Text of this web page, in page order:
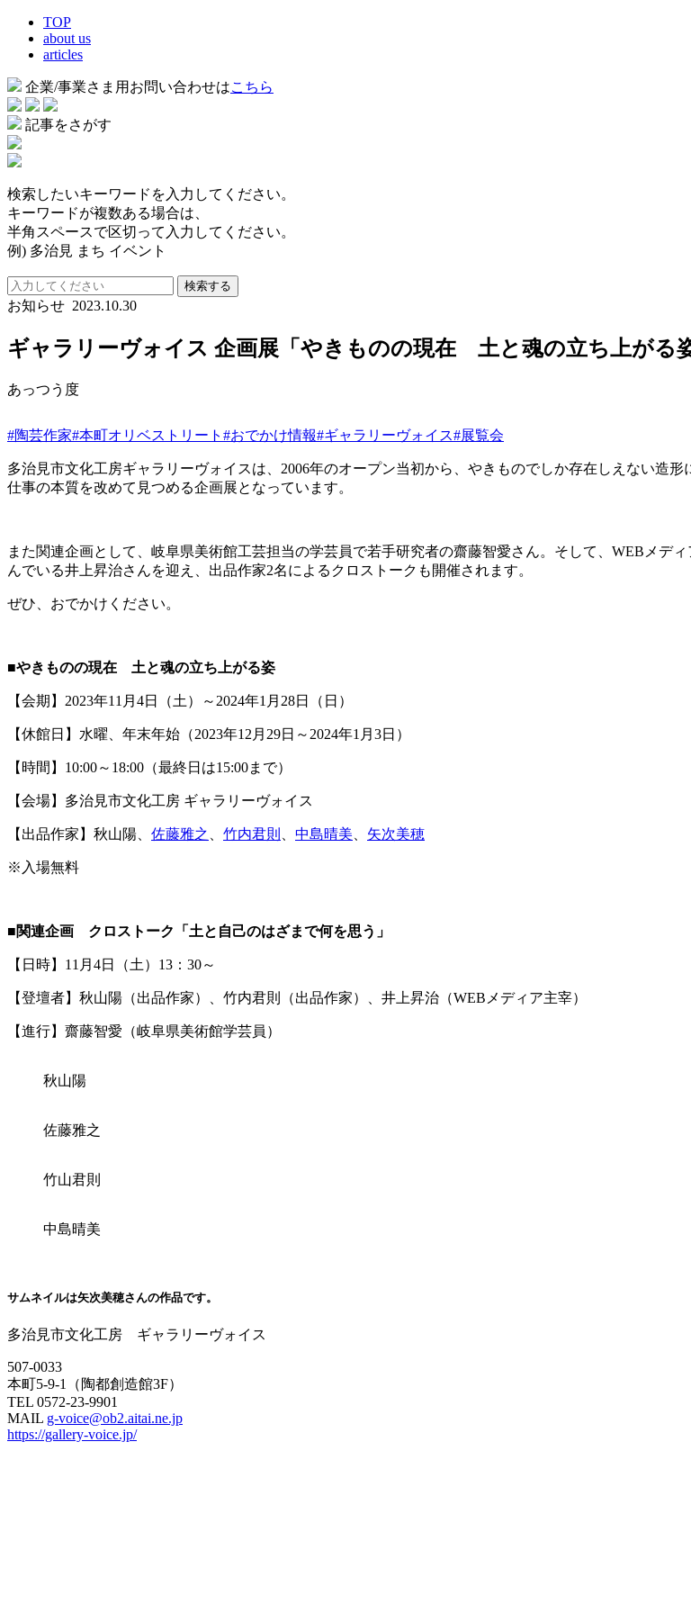
TOP
about us
articles
企業/事業さま用お問い合わせはこちら
記事をさがす
検索したいキーワードを入力してください。
キーワードが複数ある場合は、
半角スペースで区切って入力してください。
例) 多治見 まち イベント
検索する
お知らせ 2023.10.30
ギャラリーヴォイス 企画展「やきものの現在 土と魂の立ち上がる姿
あっつう度
#陶芸作家#本町オリベストリート #おでかけ情報#ギャラリーヴォイス#展覧会
多治見市文化工房ギャラリーヴォイスは、2006年のオープン当初から、やきものでしか存在しえない造
仕事の本質を改めて見つめる企画展となっています。
また関連企画として、岐阜県美術館工芸担当の学芸員で若手研究者の齋藤智愛さん。そして、WEBメデ
んでいる井上昇治さんを迎え、出品作家2名によるクロストークも開催されます。
ぜひ、おでかけください。
■やきものの現在 土と魂の立ち上がる姿
【会期】2023年11月4日（土）～2024年1月28日（日）
【休館日】水曜、年末年始（2023年12月29日～2024年1月3日）
【時間】10:00～18:00（最終日は15:00まで）
【会場】多治見市文化工房 ギャラリーヴォイス
【出品作家】秋山陽、 佐藤雅之 竹内君則 中島晴美 矢次美穂
※入場無料
■関連企画 クロストーク「土と自己のはざまで何を思う」
【日時】11月4日（土）13：30～
【登壇者】秋山陽（出品作家）、竹内君則（出品作家）、井上昇治（WEBメディア主宰）
【進行】齋藤智愛（岐阜県美術館学芸員）
秋山陽
佐藤雅之
竹山君則
中島晴美
サムネイルは矢次美穂さんの作品です。
多治見市文化工房 ギャラリーヴォイス
507-0033
本町5-9-1（陶都創造館3F）
TEL 0572-23-9901
MAIL g-voice@ob2.aitai.ne.jp
https://gallery-voice.jp/